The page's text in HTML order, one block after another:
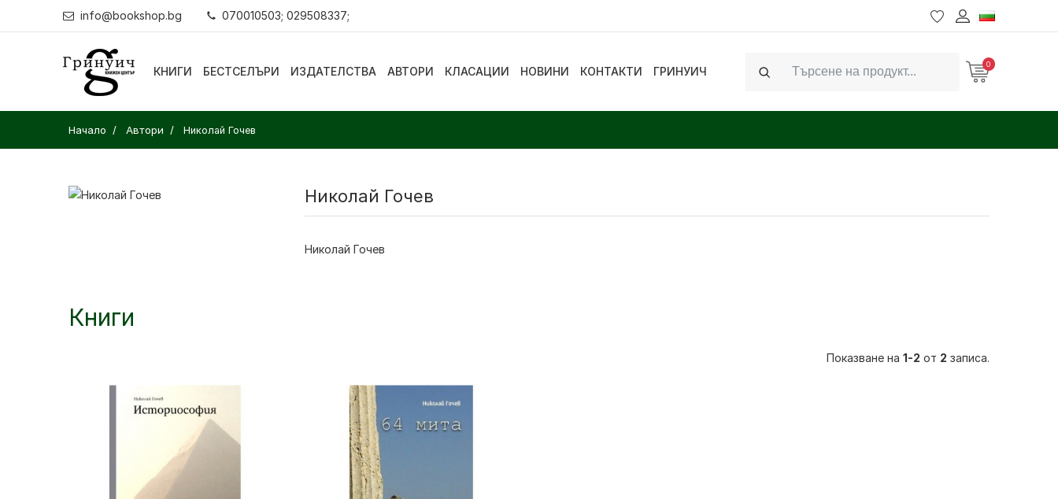
info@bookshop.bg 070010503; 029508337;
КНИГИ БЕСТСЕЛЪРИ ИЗДАТЕЛСТВА АВТОРИ КЛАСАЦИИ НОВИНИ КОНТАКТИ ГРИНУИЧ
Search
0
Начало Автори Николай Гочев
Николай Гочев
Николай Гочев
Книги
Показване на 1-2 от 2 записа.